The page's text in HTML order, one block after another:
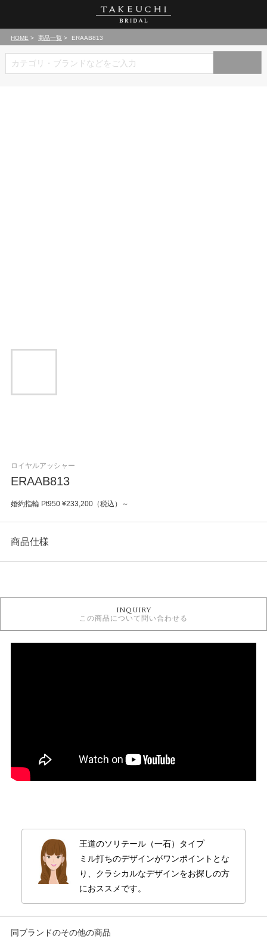
HOME 商品一覧 ERAAB813
ロイヤルアッシャー
ERAAB813
婚約指輪 Pt950 ¥233,200（税込）～
商品仕様
婚約指輪
三大カッターズ 婚約指輪
婚約指輪シンプル
人気ブランド婚約指輪
婚約指輪 シンプル
ー)をエンゲージメントリングの石座に、デザインしました。ミニマルで構築
的なデザインのブライダルリングです。
一見シンプルな四つ爪のエンゲージリングは、「カリナンⅠ世」と同等数の
74面体からなる「ロイヤル・アッシャー・ブリリアントカット」のダイヤモ
ンドをセット。側面にはセプターのトップをイメージしたデザインを、ネッ
クにはさりげなく一粒のダイヤモンドをあしらい、崇高な輝きを放ちます。
※センターダイヤモンドを含む価格です。
INQUIRY
この商品について問い合わせる
王道のソリテール（一石）タイプ
ミル打ちのデザインがワンポイントとな
り、クラシカルなデザインをお探しの方
におススメです。
同ブランドのその他の商品